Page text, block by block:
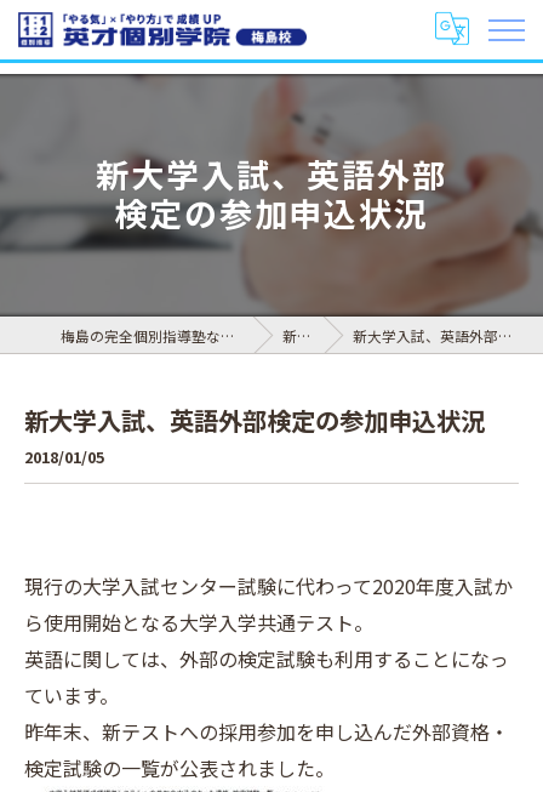
新大学入試、英語外部
検定の参加申込状況
梅島の完全個別指導塾なら英才個別学院 梅島校 新着情報 新大学入試、英語外部検定の参加申込状況
新大学入試、英語外部検定の参加申込状況
2018/01/05
現行の大学入試センター試験に代わって2020年度入試か
ら使用開始となる大学入学共通テスト。
英語に関しては、外部の検定試験も利用することになっ
ています。
昨年末、新テストへの採用参加を申し込んだ外部資格・
検定試験の一覧が公表されました。